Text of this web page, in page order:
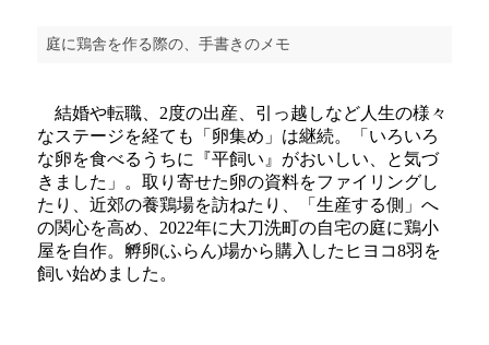
庭に鶏舎を作る際の、手書きのメモ
結婚や転職、2度の出産、引っ越しなど人生の様々
なステージを経ても「卵集め」は継続。「いろいろ
な卵を食べるうちに『平飼い』がおいしい、と気づ
きました」。取り寄せた卵の資料をファイリングし
たり、近郊の養鶏場を訪ねたり、「生産する側」へ
の関心を高め、2022年に大刀洗町の自宅の庭に鶏小
屋を自作。孵卵(ふらん)場から購入したヒヨコ8羽を
飼い始めました。